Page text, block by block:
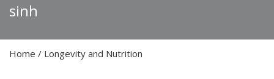
sinh
Home / Longevity and Nutrition